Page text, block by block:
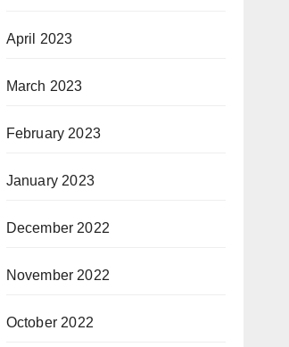
April 2023
March 2023
February 2023
January 2023
December 2022
November 2022
October 2022